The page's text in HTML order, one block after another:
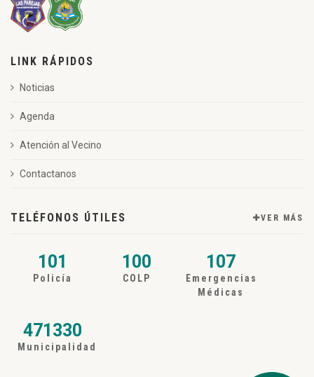
LINK RÁPIDOS
Noticias
Agenda
Atención al Vecino
Contactanos
TELÉFONOS ÚTILES VER MÁS
101
Policía
100
COLP
107
Emergencias
Médicas
471330
Municipalidad